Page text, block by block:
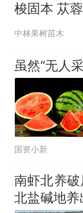
梭固本 苁
中林果树苗木
虽然“无人
国资小新
南虾北养
北盐碱地养